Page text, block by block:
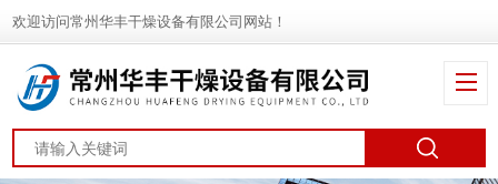
欢迎访问常州华丰干燥设备有限公司网站！